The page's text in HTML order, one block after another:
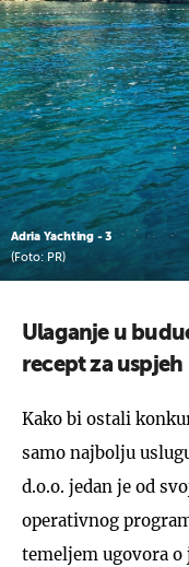
Adria Yachting - 3
(Foto: PR)
Ulaganje u
recept za uspjeh
Kako bi ostali
samo najbolju
d.o.o. jedan je od
operativnog
temeljem ugovora